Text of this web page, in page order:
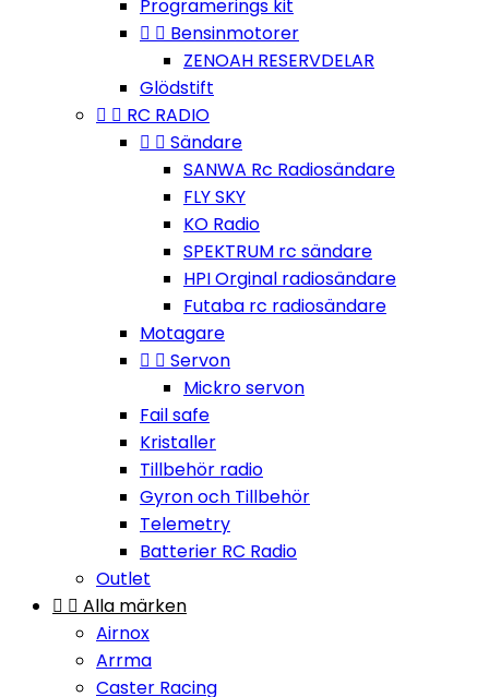
Programerings kit
  Bensinmotorer
ZENOAH RESERVDELAR
Glödstift
  RC RADIO
  Sändare
SANWA Rc Radiosändare
FLY SKY
KO Radio
SPEKTRUM rc sändare
HPI Orginal radiosändare
Futaba rc radiosändare
Motagare
  Servon
Mickro servon
Fail safe
Kristaller
Tillbehör radio
Gyron och Tillbehör
Telemetry
Batterier RC Radio
Outlet
  Alla märken
Airnox
Arrma
Caster Racing